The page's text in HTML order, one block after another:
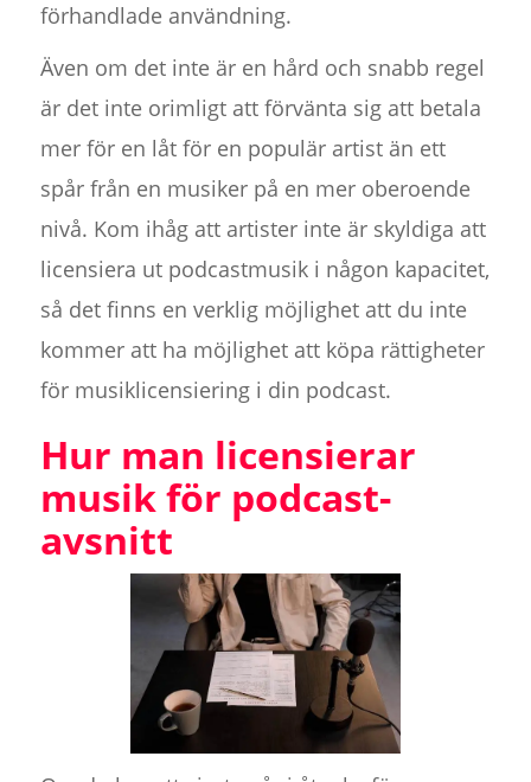
förhandlade användning.
Även om det inte är en hård och snabb regel
är det inte orimligt att förvänta sig att betala
mer för en låt för en populär artist än ett
spår från en musiker på en mer oberoende
nivå. Kom ihåg att artister inte är skyldiga att
licensiera ut podcastmusik i någon kapacitet,
så det finns en verklig möjlighet att du inte
kommer att ha möjlighet att köpa rättigheter
för musiklicensiering i din podcast.
Hur man licensierar
musik för podcast-
avsnitt